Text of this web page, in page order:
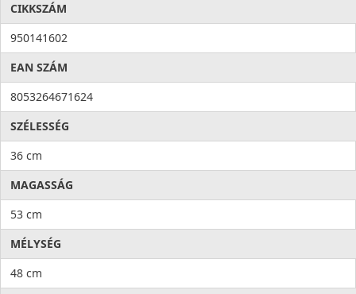
CIKKSZÁM
950141602
EAN SZÁM
8053264671624
SZÉLESSÉG
36 cm
MAGASSÁG
53 cm
MÉLYSÉG
48 cm